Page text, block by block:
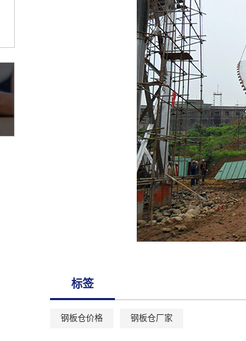
标签
钢板仓价格 钢板仓厂家